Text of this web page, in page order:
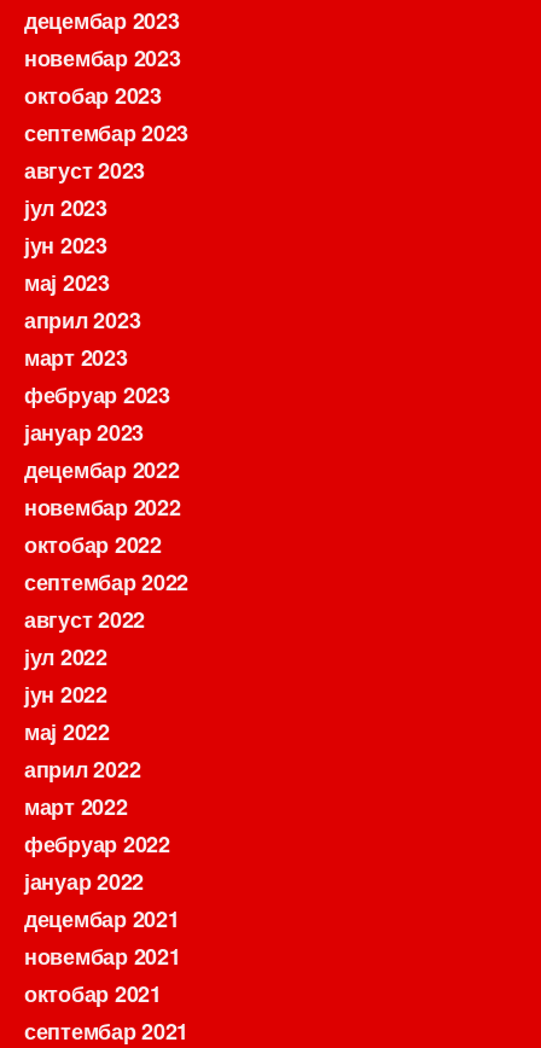
децембар 2023
новембар 2023
октобар 2023
септембар 2023
август 2023
јул 2023
јун 2023
мај 2023
април 2023
март 2023
фебруар 2023
јануар 2023
децембар 2022
новембар 2022
октобар 2022
септембар 2022
август 2022
јул 2022
јун 2022
мај 2022
април 2022
март 2022
фебруар 2022
јануар 2022
децембар 2021
новембар 2021
октобар 2021
септембар 2021